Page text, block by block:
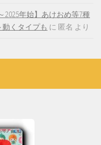
2025年始】あけおめ等7種
動くタイプも に 匿名 より